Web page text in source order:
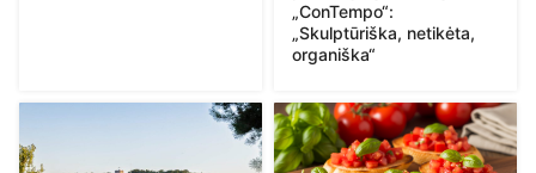
„ConTempo“:
„Skulptūriška, netikėta,
organiška“